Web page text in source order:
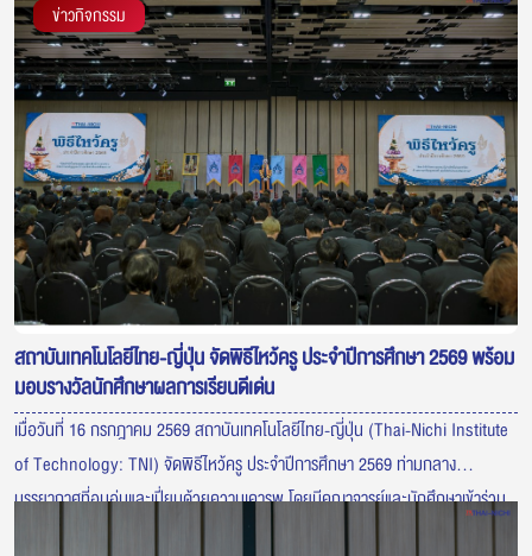
ข่าวกิจกรรม
สถาบันเทคโนโลยีไทย-ญี่ปุ่น จัดพิธีไหว้ครู ประจำปีการศึกษา 2569 พร้อม
มอบรางวัลนักศึกษาผลการเรียนดีเด่น
เมื่อวันที่ 16 กรกฎาคม 2569 สถาบันเทคโนโลยีไทย-ญี่ปุ่น (Thai-Nichi Institute
of Technology: TNI) จัดพิธีไหว้ครู ประจำปีการศึกษา 2569 ท่ามกลาง
บรรยากาศที่อบอุ่นและเปี่ยมด้วยความเคารพ โดยมีคณาจารย์และนักศึกษาเข้าร่วม